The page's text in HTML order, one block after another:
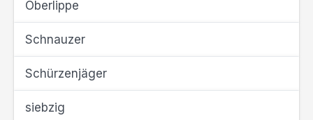
Oberlippe
Schnauzer
Schürzenjäger
siebzig